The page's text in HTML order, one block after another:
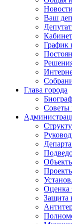
Новости
Ваш
График
Глава города
Советы
Оценка
Защита